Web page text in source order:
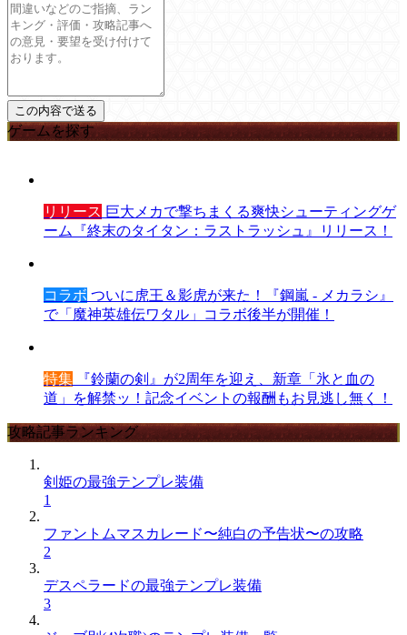
ゲームを探す
リリース 巨大メカで撃ちまくる爽快シューティングゲ
ーム『終末のタイタン：ラストラッシュ』リリース！
コラボ ついに虎王＆影虎が来た！『鋼嵐 - メカラシ』
で「魔神英雄伝ワタル」コラボ後半が開催！
特集 『鈴蘭の剣』が2周年を迎え、新章「氷と血の
道」を解禁ッ！記念イベントの報酬もお見逃し無く！
攻略記事ランキング
剣姫の最強テンプレ装備
1
ファントムマスカレード〜純白の予告状〜の攻略
2
デスペラードの最強テンプレ装備
3